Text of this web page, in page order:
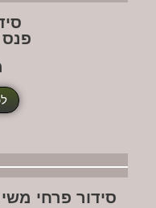
סידור
פנס סיני
מק"ט: 109
לפרטים
פרחי משי